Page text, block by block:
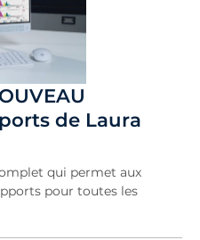
de Laura
qui permet aux
pour toutes les